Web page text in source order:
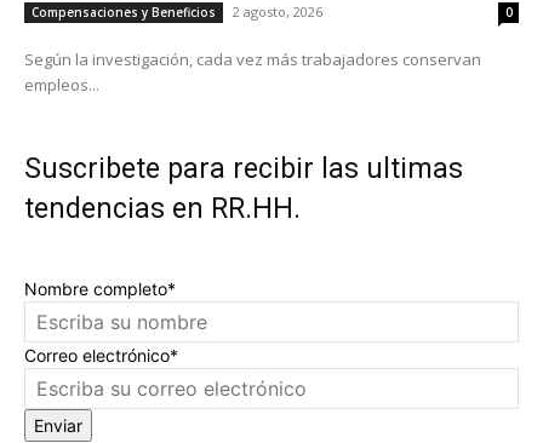
Compensaciones y Beneficios 2 agosto, 2026 0
Según la investigación, cada vez más trabajadores conservan
empleos...
Suscribete para recibir las ultimas
tendencias en RR.HH.
Nombre completo*
Correo electrónico*
Enviar